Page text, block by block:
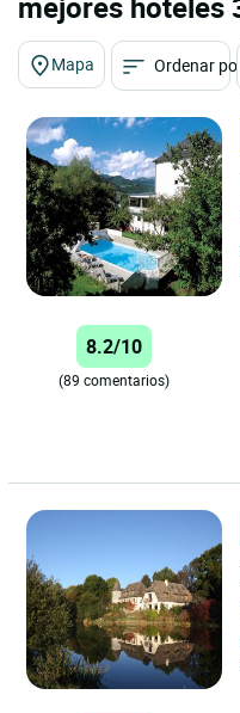
Mapa Ordenar por
8.2/10
(89 comentarios)